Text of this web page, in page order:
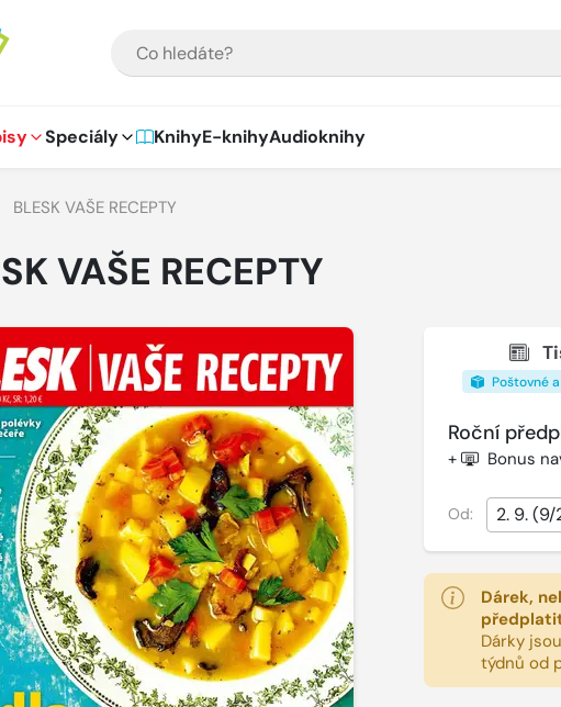
Speciály KnihyE-knihyAudioknihy
BLESK VAŠE RECEPTY
VAŠE RECEPTY
Poštovné
Roční
+ Bonus
Od:
Dárek,
Dárky
týdnů od